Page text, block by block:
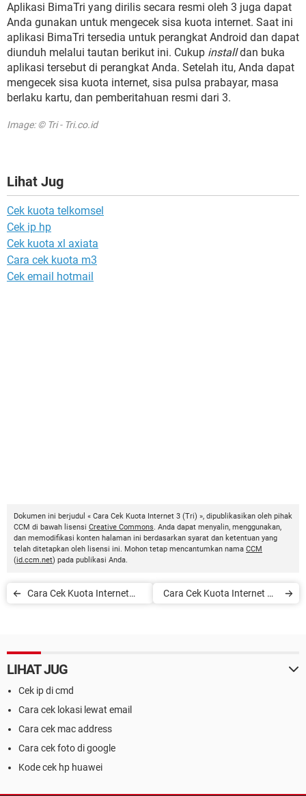
Aplikasi BimaTri yang dirilis secara resmi oleh 3 juga dapat
Anda gunakan untuk mengecek sisa kuota internet. Saat ini
aplikasi BimaTri tersedia untuk perangkat Android dan dapat
diunduh melalui tautan berikut ini. Cukup installdan buka
aplikasi tersebut di perangkat Anda. Setelah itu, Anda dapat
mengecek sisa kuota internet, sisa pulsa prabayar, masa
berlaku kartu, dan pemberitahuan resmi dari 3.
Image: © Tri - Tri.co.id
Lihat Jug
Cek kuota telkomsel
Cek ip hp
Cek kuota xl axiata
Cara cek kuota m3
Cek email hotmail
Dokumen ini berjudul « Cara Cek Kuota Internet 3 (Tri) », dipublikasikan oleh pihak
CCM di bawah lisensi Creative Commons. Anda dapat menyalin, menggunakan,
dan memodifikasi konten halaman ini berdasarkan syarat dan ketentuan yang
telah ditetapkan oleh lisensi ini. Mohon tetap mencantumkan nama CCM
(id.ccm.net) pada publikasi Anda.
Cara Cek Kuota Internet
Cara Cek Kuota Internet XL
LIHAT JUG
Cek ip di cmd
Cara cek lokasi lewat email
Cara cek mac address
Cara cek foto di google
Kode cek hp huawei